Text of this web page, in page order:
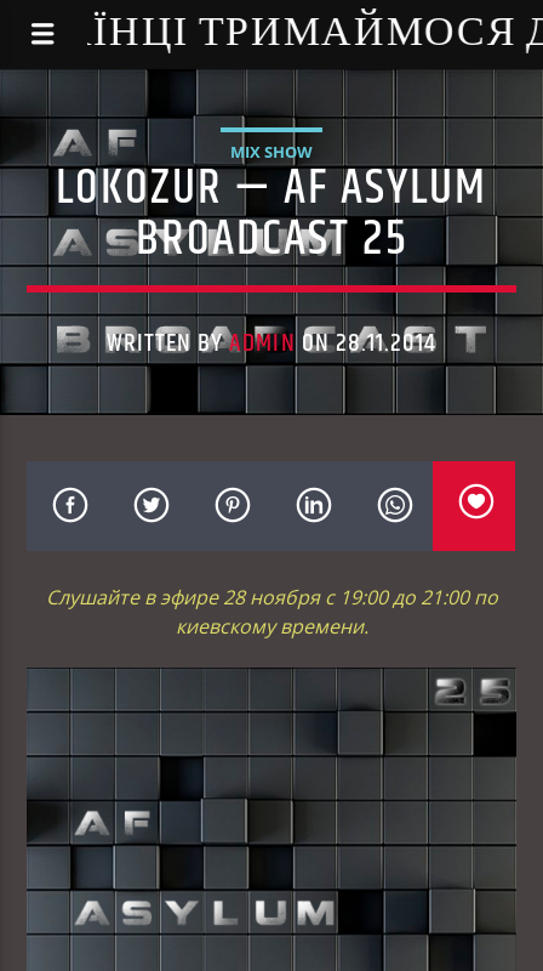
- УКРАЇНЦІ
MIX SHOW
LOKOZUR — AF ASYLUM
BROADCAST 25
WRITTEN BYADMIN ON 28.11.2014
Слушайте в эфире 28 ноября с 19:00 до 21:00 по
киевскому времени.